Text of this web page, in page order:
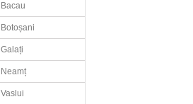
Bacau
Botoșani
Galați
Neamț
Vaslui